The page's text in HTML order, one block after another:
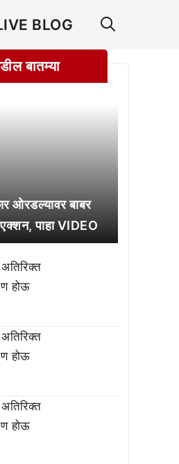
BLOG
बातम्या
ओरडल्यावर बाबर
पाहा VIDEO
होऊ
होऊ
होऊ